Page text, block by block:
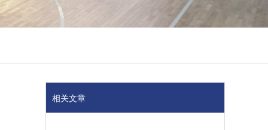
相关文章